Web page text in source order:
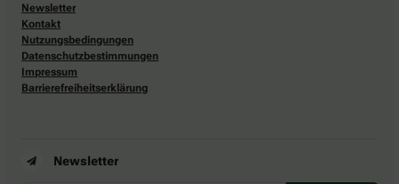
Newsletter
Kontakt
Nutzungsbedingungen
Datenschutzbestimmungen
Impressum
Barrierefreiheitserklärung
Newsletter